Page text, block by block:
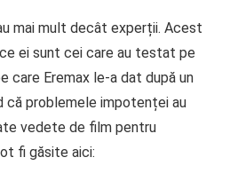
mai mult decât experții. Acest
ei sunt cei care au testat pe
care Eremax le-a dat după un
că problemele impotenței au
vedete de film pentru
fi găsite aici: